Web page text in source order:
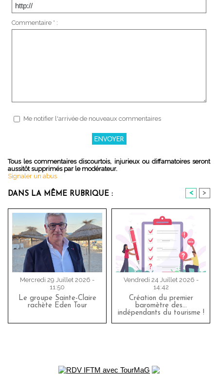
Commentaire * :
Me notifier l'arrivée de nouveaux commentaires
Tous les commentaires discourtois, injurieux ou diffamatoires seront
aussitôt supprimés par le modérateur.
Signaler un abus
DANS LA MÊME RUBRIQUE : < >
Mercredi 29 Juillet 2026 -
11:50
Le groupe Sainte-Claire
rachète Eden Tour
Vendredi 24 Juillet 2026 -
14:42
Création du premier
baromètre des…
indépendants du tourisme !